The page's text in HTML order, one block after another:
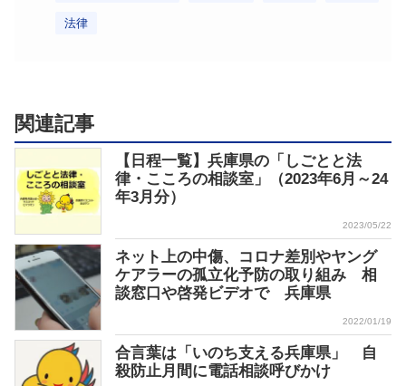
法律
関連記事
【日程一覧】兵庫県の「しごとと法
律・こころの相談室」（2023年6月～24
年3月分）
2023/05/22
ネット上の中傷、コロナ差別やヤング
ケアラーの孤立化予防の取り組み 相
談窓口や啓発ビデオで 兵庫県
2022/01/19
合言葉は「いのち支える兵庫県」 自
殺防止月間に電話相談呼びかけ